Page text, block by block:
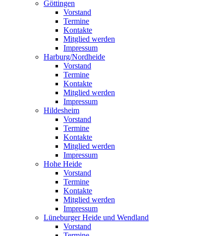
Göttingen
Vorstand
Termine
Kontakte
Mitglied werden
Impressum
Harburg/Nordheide
Vorstand
Termine
Kontakte
Mitglied werden
Impressum
Hildesheim
Vorstand
Termine
Kontakte
Mitglied werden
Impressum
Hohe Heide
Vorstand
Termine
Kontakte
Mitglied werden
Impressum
Lüneburger Heide und Wendland
Vorstand